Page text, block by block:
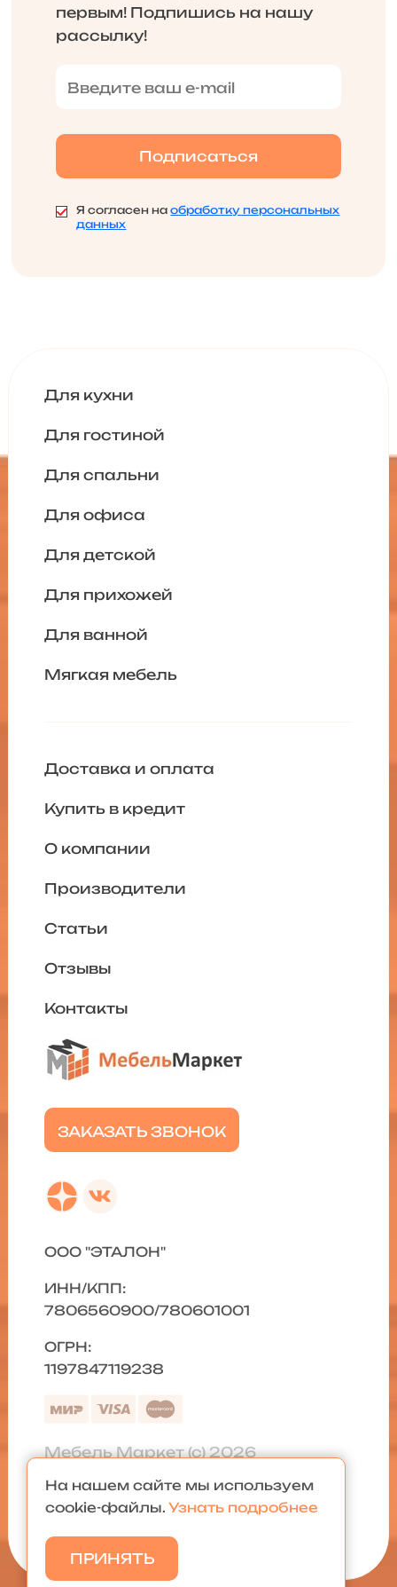
первым! Подпишись на нашу
рассылку!
Я согласен наобработку персональных
данных
Для кухни
Для гостиной
Для спальни
Для офиса
Для детской
Для прихожей
Для ванной
Мягкая мебель
ЗАКАЗАТЬ ЗВОНОК
Доставка и оплата
Купить в кредит
О компании
Производители
Статьи
Отзывы
Контакты
ООО "ЭТАЛОН"
ИНН/КПП:
7806560900/780601001
ОГРН:
1197847119238
Мебель Маркет (с) 2026
Политика конфиденциальности
Карта сайта
На нашем сайте мы используем
cookie-файлы. Узнать подробнее
ПРИНЯТЬ